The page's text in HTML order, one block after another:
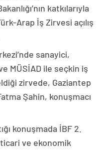
katkılarıyla
Arap İş Zirvesi açılış
sanayici,
MÜSİAD ile seçkin iş
zirvede, Gaziantep
Şahin, konuşmacı
konuşmada İBF 2.
ve ekonomik